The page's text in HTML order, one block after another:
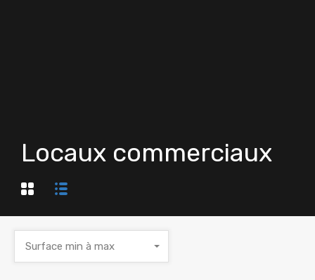
Locaux commerciaux
Surface min à max